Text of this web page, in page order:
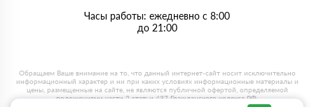
Часы работы: ежедневно с 8:00
до 21:00